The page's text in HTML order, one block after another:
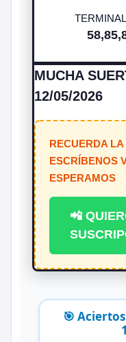
MUCHA
12/05/2026
RECUERDA
ESCRÍBENOS
ESPERAMOS
📲
🎯